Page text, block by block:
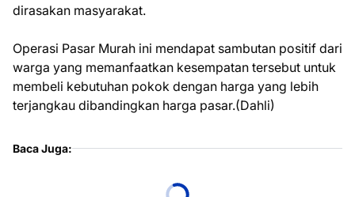
dirasakan masyarakat.
Operasi Pasar Murah ini mendapat sambutan positif dari
warga yang memanfaatkan kesempatan tersebut untuk
membeli kebutuhan pokok dengan harga yang lebih
terjangkau dibandingkan harga pasar.(Dahli)
Baca Juga: